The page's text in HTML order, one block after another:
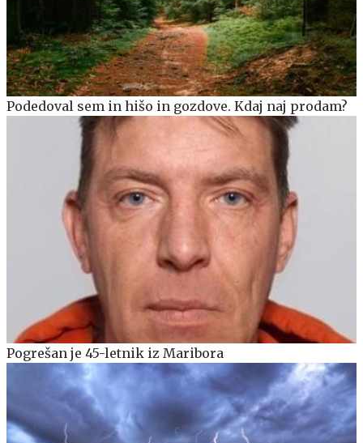
Podedoval sem in hišo in gozdove. Kdaj naj prodam?
Pogrešan je 45-letnik iz Maribora